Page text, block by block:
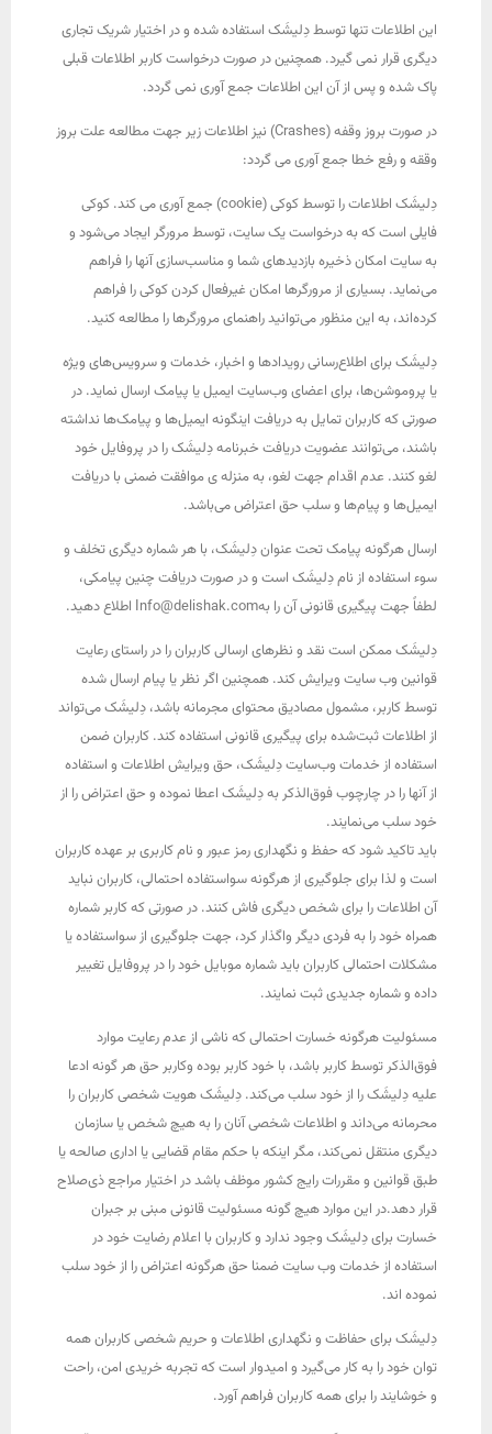
این اطلاعات تنها توسط دِلیشَک استفاده شده و در اختیار شریک تجاری
دیگری قرار نمی گیرد. همچنین در صورت درخواست کاربر اطلاعات قبلی
پاک شده و پس از آن این اطلاعات جمع آوری نمی گردد.
در صورت بروز وقفه (Crashes) نیز اطلاعات زیر جهت مطالعه علت بروز
وققه و رفع خطا جمع آوری می گردد:
دِلیشَک اطلاعات را توسط کوکی (cookie) جمع آوری می کند. کوکی
فایلی است که به درخواست یک سایت، توسط مرورگر ایجاد می‌شود و
به سایت امکان ذخیره بازدید‌های شما و مناسب‌سازی آنها را فراهم
می‌نماید. بسیاری از مرورگرها امکان غیرفعال کردن کوکی را فراهم
کرده‌اند، به این منظور می‌توانید راهنمای مرورگرها را مطالعه کنید.
دِلیشَک برای اطلاع‌رسانی رویدادها و اخبار، خدمات و سرویس‌های ویژه
یا پروموشن‌ها، برای اعضای وب‌سایت ایمیل یا پیامک ارسال نماید. در
صورتی که کاربران تمایل به دریافت اینگونه ایمیل‌ها و پیامک‌ها نداشته
باشند، می‌توانند عضویت دریافت خبرنامه دِلیشَک را در پروفایل خود
لغو کنند. عدم اقدام جهت لغو، به منزله ی موافقت ضمنی با دریافت
ایمیل‌ها و پیام‌ها و سلب حق اعتراض می‌باشد.
ارسال هرگونه پیامک تحت عنوان دِلیشَک، با هر شماره دیگری تخلف و
سوء استفاده از نام دِلیشَک است و در صورت دریافت چنین پیامکی،
لطفاً جهت پیگیری قانونی آن را بهInfo@delishak.com اطلاع دهید.
دِلیشَک ممکن است نقد و نظرهای ارسالی کاربران را در راستای رعایت
قوانین وب سایت ویرایش کند. همچنین اگر نظر یا پیام ارسال شده
توسط کاربر، مشمول مصادیق محتوای مجرمانه باشد، دِلیشَک می‌تواند
از اطلاعات ثبت‌شده برای پیگیری قانونی استفاده کند. کاربران ضمن
استفاده از خدمات وب‌سایت دِلیشَک، حق ویرایش اطلاعات و استفاده
از آنها را در چارچوب فوق‌الذکر به دِلیشَک اعطا نموده و حق اعتراض را از
خود سلب می‌نمایند.
باید تاکید شود که حفظ و نگهداری رمز عبور و نام کاربری بر عهده کاربران
است و لذا برای جلوگیری از هرگونه سواستفاده احتمالی، کاربران نباید
آن اطلاعات را برای شخص دیگری فاش کنند. در صورتی که کاربر شماره
همراه خود را به فردی دیگر واگذار کرد، جهت جلوگیری از سواستفاده یا
مشکلات احتمالی کاربران باید شماره موبایل خود را در پروفایل تغییر
داده و شماره جدیدی ثبت نمایند.
مسئولیت هرگونه خسارت احتمالی که ناشی از عدم رعایت موارد
فوق‌الذکر توسط کاربر باشد، با خود کاربر بوده وکاربر حق هر گونه ادعا
علیه دِلیشَک را از خود سلب می‌کند. دِلیشَک هویت شخصی کاربران را
محرمانه می‌داند و اطلاعات شخصی آنان را به هیچ شخص یا سازمان
دیگری منتقل نمی‌کند، مگر اینکه با حکم مقام قضایی یا اداری صالحه یا
طبق قوانین و مقررات رایج کشور موظف باشد در اختیار مراجع ذی‌صلاح
قرار دهد.در این موارد هیچ گونه مسئولیت قانونی مبنی بر جبران
خسارت برای دِلیشَک وجود ندارد و کاربران با اعلام رضایت خود در
استفاده از خدمات وب سایت ضمنا حق هرگونه اعتراض را از خود سلب
نموده اند.
دِلیشَک برای حفاظت و نگهداری اطلاعات و حریم شخصی کاربران همه
توان خود را به کار می‌گیرد و امیدوار است که تجربه خریدی امن، راحت
و خوشایند را برای همه کاربران فراهم آورد.